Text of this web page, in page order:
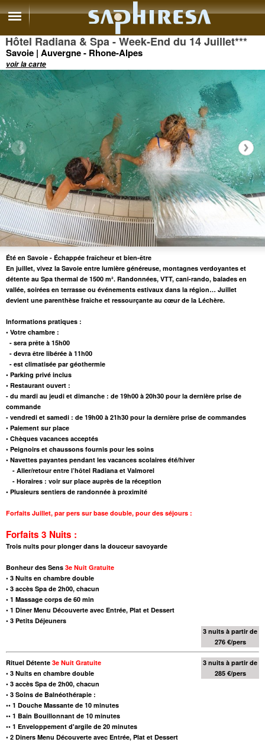
Hôtel Radiana & Spa - Week-End du 14 Juillet***
Savoie | Auvergne - Rhone-Alpes
voir la carte
Été en Savoie - Échappée fraîcheur et bien-être
En juillet, vivez la Savoie entre lumière généreuse, montagnes verdoyantes et
détente au Spa thermal de 1500 m². Randonnées, VTT, cani-rando, balades en
vallée, soirées en terrasse ou événements estivaux dans la région… Juillet
devient une parenthèse fraîche et ressourçante au cœur de la Léchère.
Informations pratiques :
• Votre chambre :
- sera prête à 15h00
- devra être libérée à 11h00
- est climatisée par géothermie
• Parking privé inclus
• Restaurant ouvert :
- du mardi au jeudi et dimanche : de 19h00 à 20h30 pour la dernière prise de
commande
- vendredi et samedi : de 19h00 à 21h30 pour la dernière prise de commandes
• Paiement sur place
• Chèques vacances acceptés
• Peignoirs et chaussons fournis pour les soins
• Navettes payantes pendant les vacances scolaires été/hiver
- Aller/retour entre l’hôtel Radiana et Valmorel
- Horaires : voir sur place auprès de la réception
• Plusieurs sentiers de randonnée à proximité
Forfaits Juillet, par pers sur base double, pour des séjours :
Forfaits 3 Nuits :
Trois nuits pour plonger dans la douceur savoyarde
Bonheur des Sens 3e Nuit Gratuite
• 3 Nuits en chambre double
• 3 accès Spa de 2h00, chacun
• 1 Massage corps de 60 min
• 1 Diner Menu Découverte avec Entrée, Plat et Dessert
• 3 Petits Déjeuners
3 nuits à partir de
276 €/pers
Rituel Détente 3e Nuit Gratuite
• 3 Nuits en chambre double
• 3 accès Spa de 2h00, chacun
• 3 Soins de Balnéothérapie :
•• 1 Douche Massante de 10 minutes
•• 1 Bain Bouillonnant de 10 minutes
•• 1 Enveloppement d'argile de 20 minutes
• 2 Diners Menu Découverte avec Entrée, Plat et Dessert
3 nuits à partir de
285 €/pers